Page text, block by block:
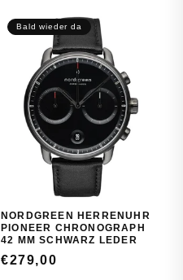
Bald wieder da
NORDGREEN HERRENUHR
PIONEER CHRONOGRAPH
42 MM SCHWARZ LEDER
NORMALER
€279,00